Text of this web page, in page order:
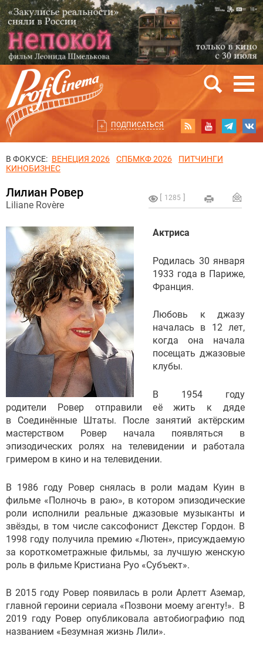
ПОДПИСАТЬСЯ
В ФОКУСЕ: ВЕНЕЦИЯ 2026 СПБМКФ 2026
ПИТЧИНГИ
КИНОБИЗНЕС
1285
Лилиан Ровер
Liliane Rovère
Актриса
Родилась 30 января
1933 года в Париже,
Франция.
Любовь к джазу
началась в 12 лет,
когда она начала
посещать джазовые
клубы.
В 1954 году
родители Ровер отправили её жить к дяде
в Соединённые Штаты. После занятий актёрским
мастерством Ровер начала появляться в
эпизодических ролях на телевидении и работала
гримером в кино и на телевидении.
В 1986 году Ровер снялась в роли мадам Куин в
фильме «Полночь в раю», в котором эпизодические
роли исполнили реальные джазовые музыканты и
звёзды, в том числе саксофонист Декстер Гордон. В
1998 году получила премию «Лютен», присуждаемую
за короткометражные фильмы, за лучшую женскую
роль в фильме Кристиана Руо «Субъект».
В 2015 году Ровер появилась в роли Арлетт Аземар,
главной героини сериала «Позвони моему агенту!». В
2019 году Ровер опубликовала автобиографию под
названием «Безумная жизнь Лили».